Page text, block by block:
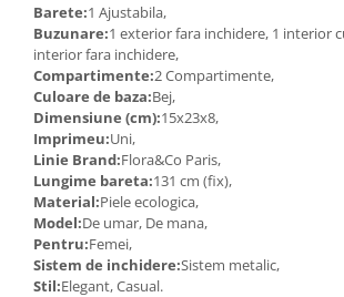
Barete:1 Ajustabila,
Buzunare:1 exterior fara inchidere, 1 interior
interior fara inchidere,
Compartimente:2 Compartimente,
Culoare de baza:Bej,
Dimensiune (cm):15x23x8,
Imprimeu:Uni,
Linie Brand:Flora&Co Paris,
Lungime bareta:131 cm (fix),
Material:Piele ecologica,
Model:De umar, De mana,
Pentru:Femei,
Sistem de inchidere:Sistem metalic,
Stil:Elegant, Casual.